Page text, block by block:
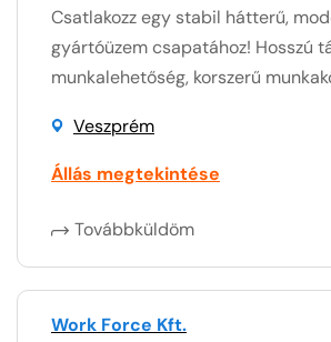
Csatlakozz egy stabil hátterű,
gyártóüzem csapatához! Hosszú
munkalehetőség, korszerű
Veszprém
Állás megtekintése
Továbbküldöm
Work Force Kft.